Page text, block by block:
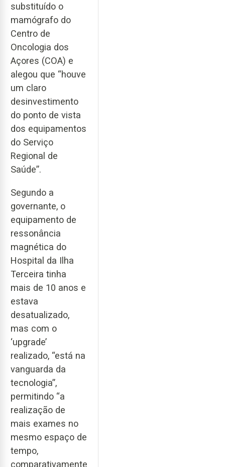
substituído o
mamógrafo do
Centro de
Oncologia dos
Açores (COA) e
alegou que “houve
um claro
desinvestimento
do ponto de vista
dos equipamentos
do Serviço
Regional de
Saúde”.
Segundo a
governante, o
equipamento de
ressonância
magnética do
Hospital da Ilha
Terceira tinha
mais de 10 anos e
estava
desatualizado,
mas com o
‘upgrade’
realizado, “está na
vanguarda da
tecnologia”,
permitindo “a
realização de
mais exames no
mesmo espaço de
tempo,
comparativamente